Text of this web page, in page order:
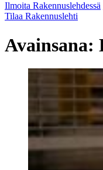
Ilmoita Rakennuslehdessä
Tilaa Rakennuslehti
Avainsana: